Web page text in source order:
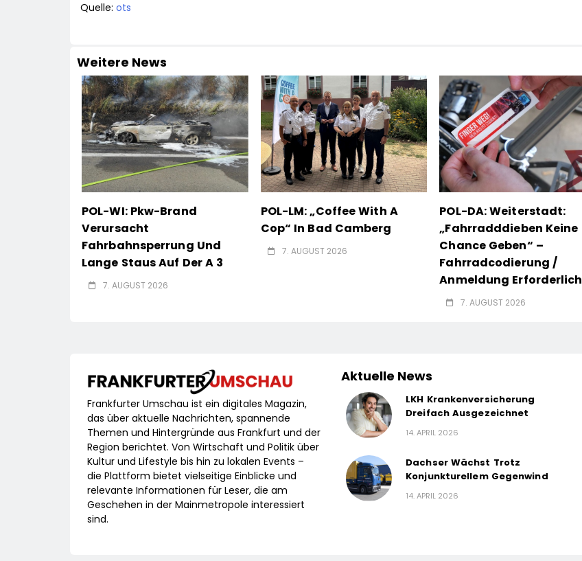
Quelle: ots
Weitere News
POL-WI: Pkw-Brand
Verursacht
Fahrbahnsperrung Und
Lange Staus Auf Der A 3
7. AUGUST 2026
POL-LM: „Coffee With A
Cop“ In Bad Camberg
7. AUGUST 2026
POL-DA: Weiterstadt:
„Fahrradddieben Keine
Chance Geben“ –
Fahrradcodierung /
Anmeldung Erforderlich
7. AUGUST 2026
Frankfurter Umschau ist ein digitales Magazin,
das über aktuelle Nachrichten, spannende
Themen und Hintergründe aus Frankfurt und der
Region berichtet. Von Wirtschaft und Politik über
Kultur und Lifestyle bis hin zu lokalen Events –
die Plattform bietet vielseitige Einblicke und
relevante Informationen für Leser, die am
Geschehen in der Mainmetropole interessiert
sind.
Aktuelle News
LKH Krankenversicherung
Dreifach Ausgezeichnet
14. APRIL 2026
Dachser Wächst Trotz
Konjunkturellem Gegenwind
14. APRIL 2026